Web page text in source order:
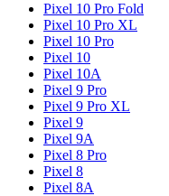
Pixel 10 Pro Fold
Pixel 10 Pro XL
Pixel 10 Pro
Pixel 10
Pixel 10A
Pixel 9 Pro
Pixel 9 Pro XL
Pixel 9
Pixel 9A
Pixel 8 Pro
Pixel 8
Pixel 8A